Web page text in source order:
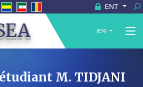
ENT
(EN)
M. TIDJANI